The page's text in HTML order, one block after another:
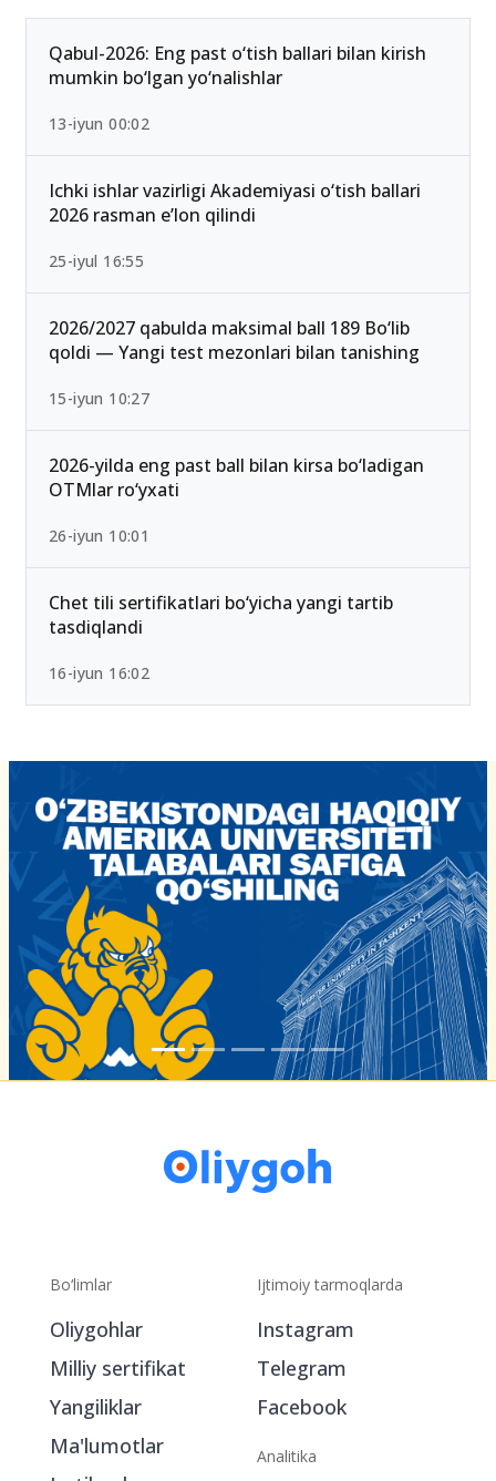
Qabul-2026: Eng past o‘tish ballari bilan kirish
mumkin bo‘lgan yo‘nalishlar
13-iyun 00:02
Ichki ishlar vazirligi Akademiyasi o‘tish ballari
2026 rasman e’lon qilindi
25-iyul 16:55
2026/2027 qabulda maksimal ball 189 Bo‘lib
qoldi — Yangi test mezonlari bilan tanishing
15-iyun 10:27
2026-yilda eng past ball bilan kirsa bo‘ladigan
OTMlar ro‘yxati
26-iyun 10:01
Chet tili sertifikatlari bo‘yicha yangi tartib
tasdiqlandi
16-iyun 16:02
Bo‘limlar
Oliygohlar
Milliy sertifikat
Yangiliklar
Ma'lumotlar
Ijtimoiy tarmoqlarda
Instagram
Telegram
Facebook
Analitika